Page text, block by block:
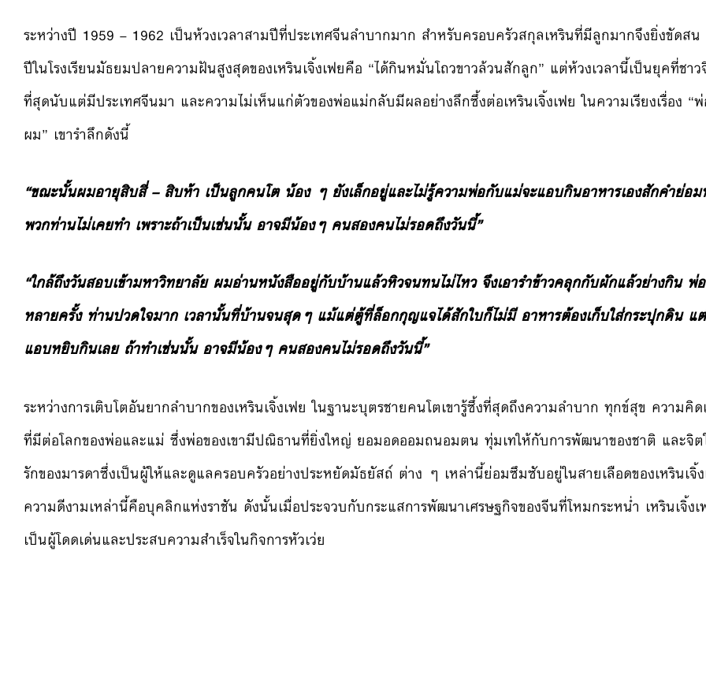
ระหว่างปี 1959 – 1962 เป็นห้วงเวลาสามปีที่ประเทศจีนลำบากมาก สำหรับครอบครัวสกุลเหรินที่มีลูกมากจึงยิ่งขัดส
ปีในโรงเรียนมัธยมปลายความฝันสูงสุดของเหรินเจิ้งเฟยคือ “ได้กินหมั่นโถวขาวล้วนสักลูก” แต่ห้วงเวลานี้เป็นยุคที่ชา
ที่สุดนับแต่มีประเทศจีนมา และความไม่เห็นแก่ตัวของพ่อแม่กลับมีผลอย่างลึกซึ้งต่อเหรินเจิ้งเฟย ในความเรียงเรื่อง “
ผม” เขารำลึกดังนี้
“ขณะนั้นผมอายุสิบสี่ – สิบห้า เป็นลูกคนโต น้อง ๆ ยังเล็กอยู่และไม่รู้ความพ่อกับแม่จะแอบกินอาหารเองสักคำย่อ
พวกท่านไม่เคยทำ เพราะถ้าเป็นเช่นนั้น อาจมีน้องๆ คนสองคนไม่รอดถึงวันนี้”
“ใกล้ถึงวันสอบเข้ามหาวิทยาลัย ผมอ่านหนังสืออยู่กับบ้านแล้วหิวจนทนไม่ไหว จึงเอารำข้าวคลุกกับผักแล้วย่างกิน พ่อ
หลายครั้ง ท่านปวดใจมาก เวลานั้นที่บ้านจนสุดๆ แม้แต่ตู้ที่ล็อกกุญแจได้สักใบก็ไม่มี อาหารต้องเก็บใส่กระปุกดิน แ
แอบหยิบกินเลย ถ้าทำเช่นนั้น อาจมีน้องๆ คนสองคนไม่รอดถึงวันนี้”
ระหว่างการเติบโตอันยากลำบากของเหรินเจิ้งเฟย ในฐานะบุตรชายคนโตเขารู้ซึ้งที่สุดถึงความลำบาก ทุกข์สุข ความคิ
ที่มีต่อโลกของพ่อและแม่ ซึ่งพ่อของเขามีปณิธานที่ยิ่งใหญ่ ยอมอดออมถนอมตน ทุ่มเทให้กับการพัฒนาของชาติ และจิต
รักของมารดาซึ่งเป็นผู้ให้และดูแลครอบครัวอย่างประหยัดมัธยัสถ์ ต่าง ๆ เหล่านี้ย่อมซึมซับอยู่ในสายเลือดของเหรินเจิ้
ความดีงามเหล่านี้คือบุคลิกแห่งราชัน ดังนั้นเมื่อประจวบกับกระแสการพัฒนาเศรษฐกิจของจีนที่โหมกระหน่ำ เหรินเจิ้งเ
เป็นผู้โดดเด่นและประสบความสำเร็จในกิจการหัวเว่ย